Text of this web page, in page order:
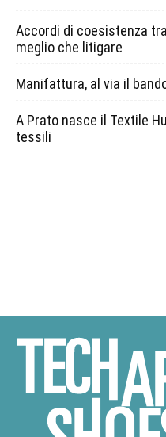
Accordi di coesistenza
meglio che litigare
Manifattura, al via il
A Prato nasce il Textile
tessili